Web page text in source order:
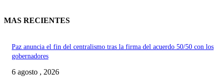
MAS RECIENTES
Paz anuncia el fin del centralismo tras la firma del acuerdo 50/50 con los
gobernadores
6 agosto , 2026